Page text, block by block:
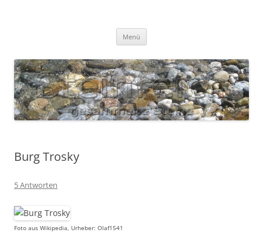
Menü
Burg Trosky
5 Antworten
Foto aus Wikipedia, Urheber: Olaf1541